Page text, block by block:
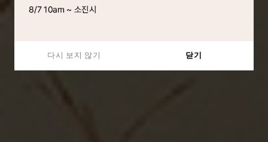
다시 보지 않기 닫기